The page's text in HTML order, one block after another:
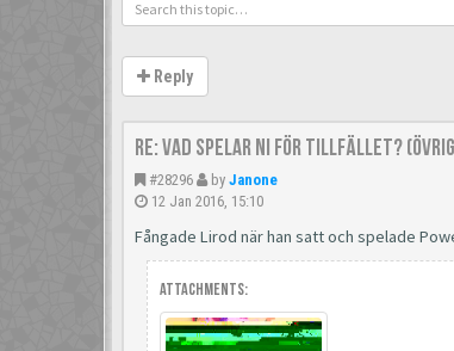
Reply
Re: Vad spelar ni för tillfället?
#28296 by Janone
12 Jan 2016, 15:10
Fångade Lirod när han satt och spelade
Attachments: